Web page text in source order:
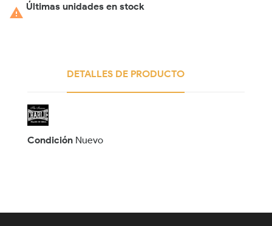
 Últimas unidades en stock
DETALLES DE PRODUCTO
Condición Nuevo